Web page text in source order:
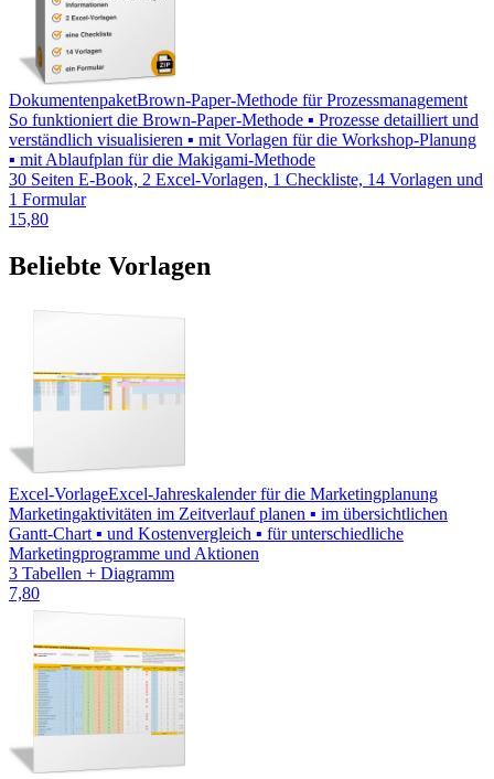
DokumentenpaketBrown-Paper-Methode für Prozessmanagement
So funktioniert die Brown-Paper-Methode ▪ Prozesse detailliert und
verständlich visualisieren ▪ mit Vorlagen für die Workshop-Planung
▪ mit Ablaufplan für die Makigami-Methode
30 Seiten E-Book, 2 Excel-Vorlagen, 1 Checkliste, 14 Vorlagen und
1 Formular
15,80
Beliebte Vorlagen
Excel-VorlageExcel-Jahreskalender für die Marketingplanung
Marketingaktivitäten im Zeitverlauf planen ▪ im übersichtlichen
Gantt-Chart ▪ und Kostenvergleich ▪ für unterschiedliche
Marketingprogramme und Aktionen
3 Tabellen + Diagramm
7,80